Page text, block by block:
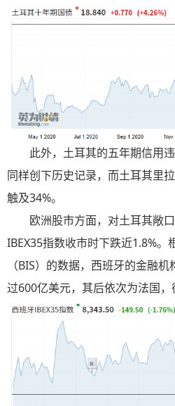
此外，土耳其的五年期信用
同样创下历史记录，而土耳其里
触及34%。
欧洲股市方面，对土耳其敞
IBEX35指数收市时下跌近1.8%
（BIS）的数据，西班牙的金融
过600亿美元，其后依次为法国，